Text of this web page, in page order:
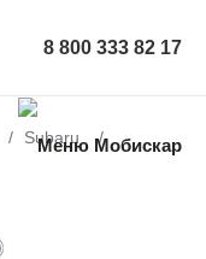
8 800 333 82 17
Subaru